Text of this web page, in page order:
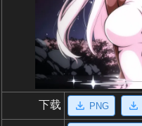
下载 PNG